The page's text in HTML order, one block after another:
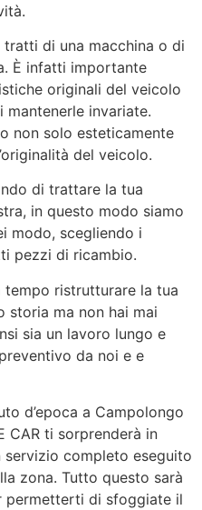
di una macchina o di
È infatti importante
originali del veicolo
invariate.
non solo esteticamente
del veicolo.
di trattare la tua
in questo modo siamo
modo, scegliendo i
pezzi di ricambio.
tempo ristrutturare la tua
storia ma non hai mai
sia un lavoro lungo e
da noi e e
d’epoca a Campolongo
CAR ti sorprenderà in
completo eseguito
zona. Tutto questo sarà
permetterti di sfoggiate il